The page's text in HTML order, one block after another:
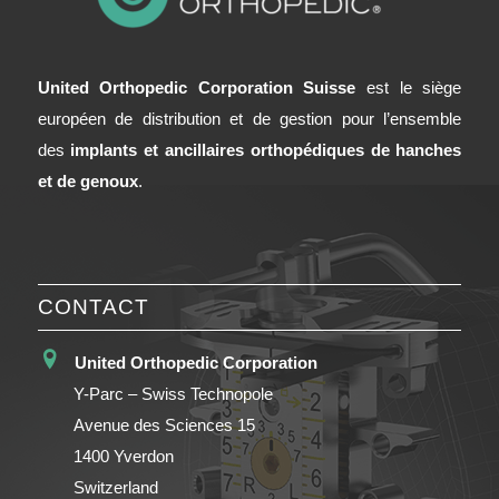
United Orthopedic Corporation Suisse est le siège
européen de distribution et de gestion pour l’ensemble
des implants et ancillaires orthopédiques de hanches
et de genoux.
CONTACT
United Orthopedic Corporation
Y-Parc – Swiss Technopole
Avenue des Sciences 15
1400 Yverdon
Switzerland